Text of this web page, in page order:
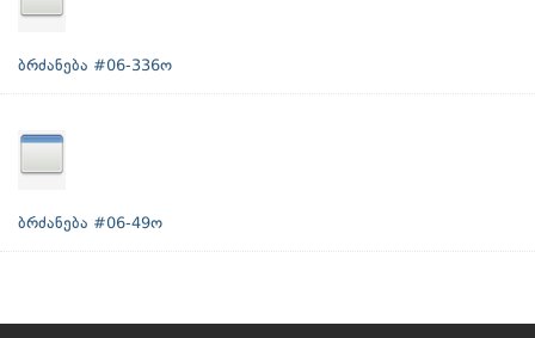
ბრძანება #06-336ო
ბრძანება #06-49ო